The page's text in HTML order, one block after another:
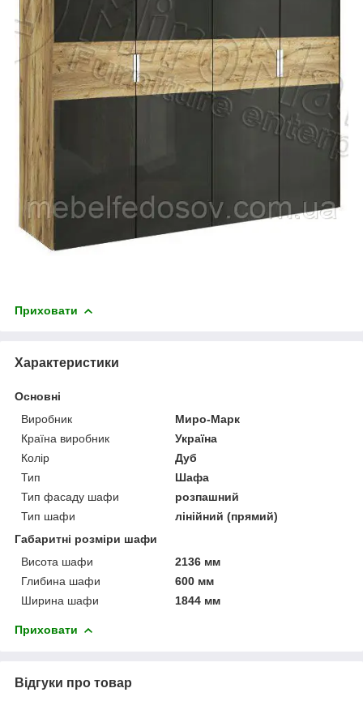
Приховати
Характеристики
Основні
Виробник
Миро-Марк
Країна виробник
Україна
Колір
Дуб
Тип
Шафа
Тип фасаду шафи
розпашний
Тип шафи
лінійний (прямий)
Габаритні розміри шафи
Висота шафи
2136 мм
Глибина шафи
600 мм
Ширина шафи
1844 мм
Приховати
Відгуки про товар